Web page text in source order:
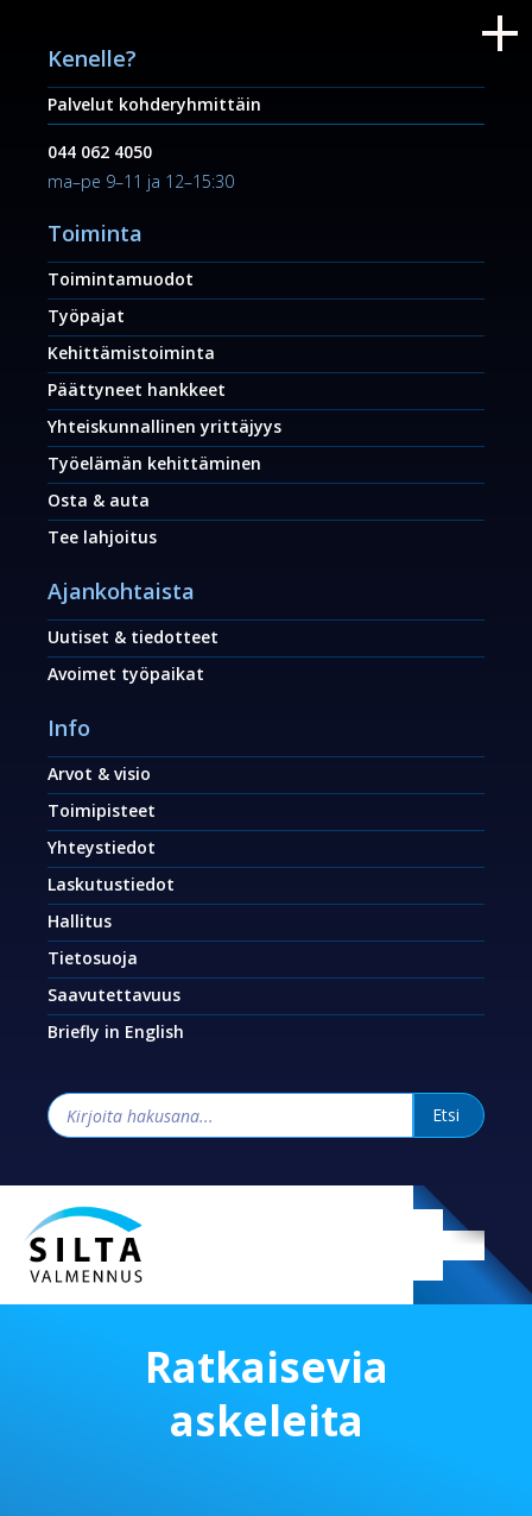
Kenelle?
Palvelut kohderyhmittäin
044 062 4050
ma–pe 9–11 ja 12–15:30
Toiminta
Toimintamuodot
Työpajat
Kehittämistoiminta
Päättyneet hankkeet
Yhteiskunnallinen yrittäjyys
Työelämän kehittäminen
Osta & auta
Tee lahjoitus
Ajankohtaista
Uutiset & tiedotteet
Avoimet työpaikat
Info
Arvot & visio
Toimipisteet
Yhteystiedot
Laskutustiedot
Hallitus
Tietosuoja
Saavutettavuus
Briefly in English
Ratkaisevia
askeleita